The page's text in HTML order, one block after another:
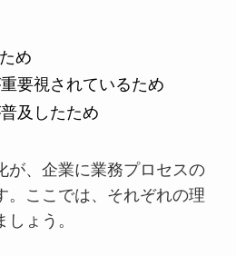
め
要視されているため
及したため
が、企業に業務プロセスの
。ここでは、それぞれの理
ょう。